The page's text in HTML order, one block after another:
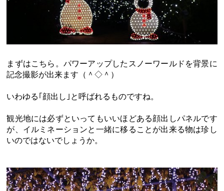
まずはこちら。パワーアップしたスノーワールドを背景に
記念撮影が出来ます（＾◇＾）
いわゆる｢顔出し｣と呼ばれるものですね。
観光地には必ずといってもいいほどある顔出しパネルです
が、イルミネーションと一緒に移ることが出来る物は珍し
いのではないでしょうか。